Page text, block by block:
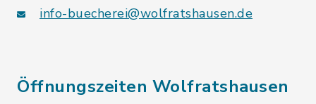
info-buecherei@wolfratshausen.de
Öffnungszeiten Wolfratshausen